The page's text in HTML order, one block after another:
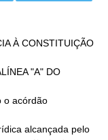
À CONSTITUIÇÃO